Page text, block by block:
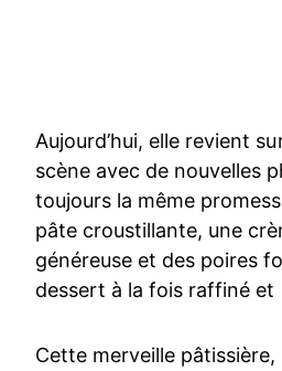
Aujourd’hui, elle revient
scène avec de nouvelles
toujours la même
pâte croustillante, une
généreuse et des poires
dessert à la fois raffiné
Cette merveille